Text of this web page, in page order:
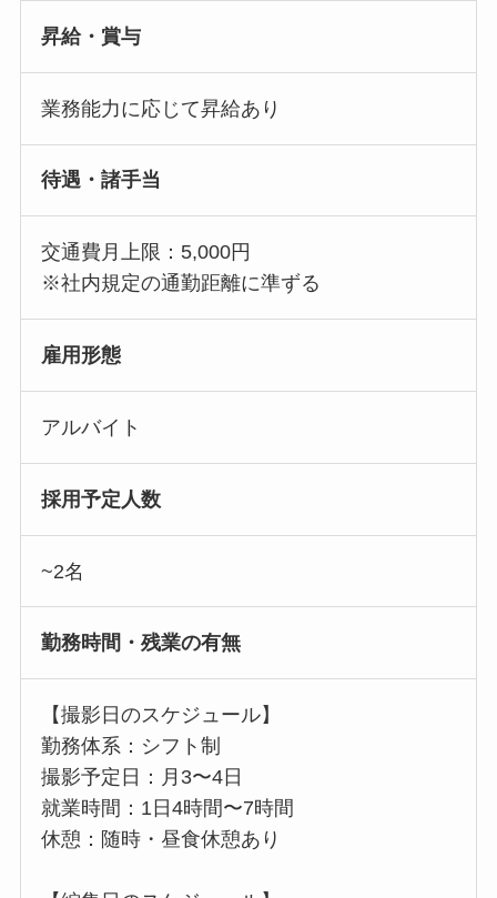
昇給・賞与
業務能力に応じて昇給あり
待遇・諸手当
交通費月上限：5,000円
※社内規定の通勤距離に準ずる
雇用形態
アルバイト
採用予定人数
~2名
勤務時間・残業の有無
【撮影日のスケジュール】
勤務体系：シフト制
撮影予定日：月3〜4日
就業時間：1日4時間〜7時間
休憩：随時・昼食休憩あり